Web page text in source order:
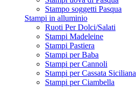
Stampo soggetti Pasqua
Stampi in alluminio
Ruoti Per Dolci/Salati
Stampi Madeleine
Stampi Pastiera
Stampi per Baba
Stampi per Cannoli
Stampi per Cassata Siciliana
Stampi per Ciambella